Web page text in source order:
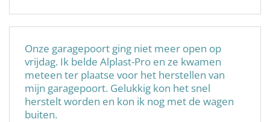
Onze garagepoort ging niet meer open op
vrijdag. Ik belde Alplast-Pro en ze kwamen
meteen ter plaatse voor het herstellen van
mijn garagepoort. Gelukkig kon het snel
herstelt worden en kon ik nog met de wagen
buiten.